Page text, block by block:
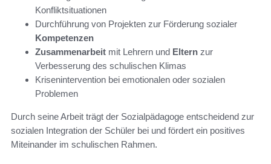
Konfliktsituationen
Durchführung von Projekten zur Förderung sozialer
Kompetenzen
Zusammenarbeit mit Lehrern und Eltern zur
Verbesserung des schulischen Klimas
Krisenintervention bei emotionalen oder sozialen
Problemen
Durch seine Arbeit trägt der Sozialpädagoge entscheidend zur
sozialen Integration der Schüler bei und fördert ein positives
Miteinander im schulischen Rahmen.